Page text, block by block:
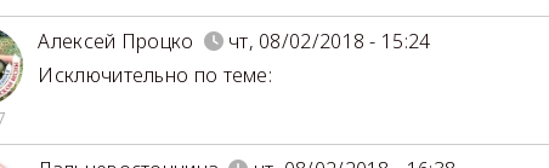
Алексей Процко
чт, 08/02/2018 - 15:24
Исключительно по теме: